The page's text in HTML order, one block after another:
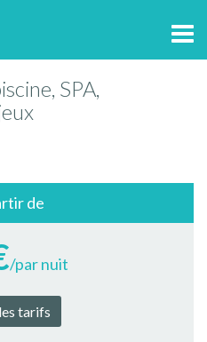
SPA,
de
/par nuit
tarifs